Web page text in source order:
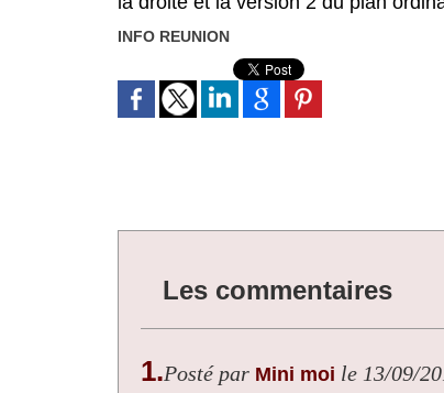
INFO REUNION
Les commentaires
1.Posté par Mini moi le 13/09/